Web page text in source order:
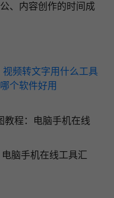
、内容创作的时间成
视频转文字用什么工具
个软件好用
程：电脑手机在线
脑手机在线工具汇